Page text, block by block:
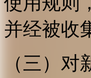
并经被收
（三）